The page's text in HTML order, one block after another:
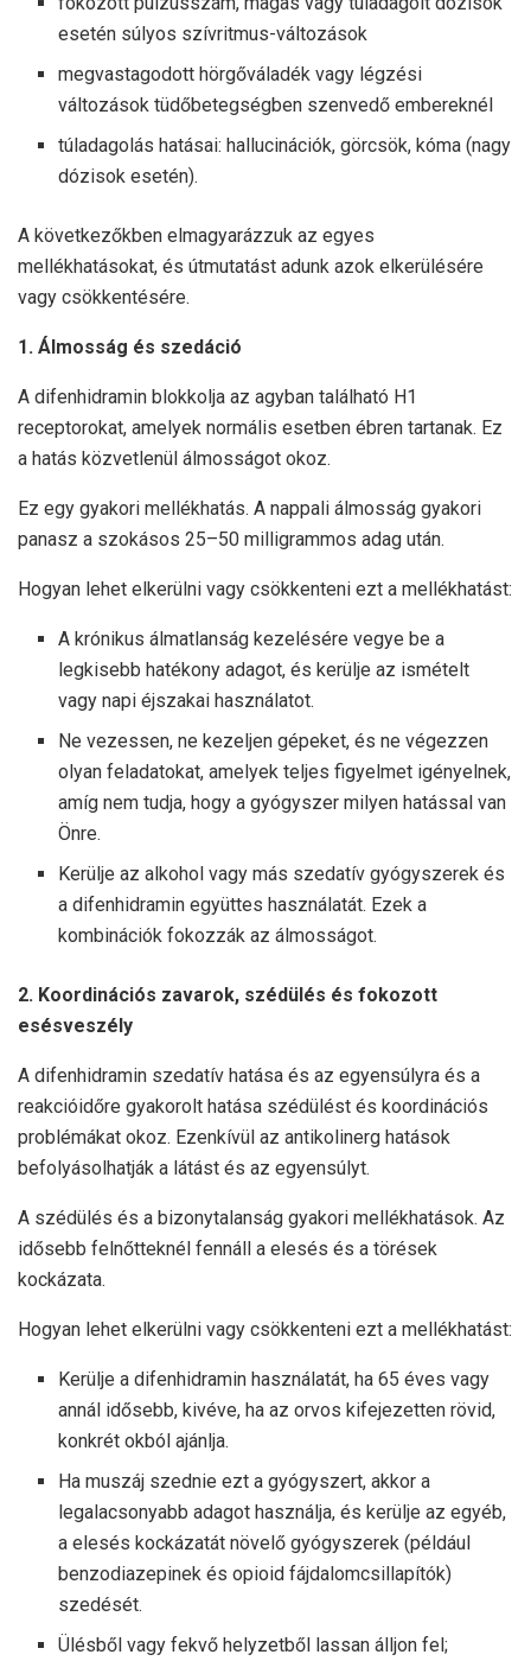
esetén súlyos szívritmus-változások
megvastagodott hörgőváladék vagy légzési
változások tüdőbetegségben szenvedő embereknél
túladagolás hatásai: hallucinációk, görcsök, kóma (nagy
dózisok esetén).
A következőkben elmagyarázzuk az egyes
mellékhatásokat, és útmutatást adunk azok elkerülésére
vagy csökkentésére.
1. Álmosság és szedáció
A difenhidramin blokkolja az agyban található H1
receptorokat, amelyek normális esetben ébren tartanak. Ez
a hatás közvetlenül álmosságot okoz.
Ez egy gyakori mellékhatás. A nappali álmosság gyakori
panasz a szokásos 25–50 milligrammos adag után.
Hogyan lehet elkerülni vagy csökkenteni ezt a mellékhatást:
A krónikus álmatlanság kezelésére vegye be a
legkisebb hatékony adagot, és kerülje az ismételt
vagy napi éjszakai használatot.
Ne vezessen, ne kezeljen gépeket, és ne végezzen
olyan feladatokat, amelyek teljes figyelmet igényelnek,
amíg nem tudja, hogy a gyógyszer milyen hatással van
Önre.
Kerülje az alkohol vagy más szedatív gyógyszerek és
a difenhidramin együttes használatát. Ezek a
kombinációk fokozzák az álmosságot.
2. Koordinációs zavarok, szédülés és fokozott
esésveszély
A difenhidramin szedatív hatása és az egyensúlyra és a
reakcióidőre gyakorolt hatása szédülést és koordinációs
problémákat okoz. Ezenkívül az antikolinerg hatások
befolyásolhatják a látást és az egyensúlyt.
A szédülés és a bizonytalanság gyakori mellékhatások. Az
idősebb felnőtteknél fennáll a elesés és a törések
kockázata.
Hogyan lehet elkerülni vagy csökkenteni ezt a mellékhatást:
Kerülje a difenhidramin használatát, ha 65 éves vagy
annál idősebb, kivéve, ha az orvos kifejezetten rövid,
konkrét okból ajánlja.
Ha muszáj szednie ezt a gyógyszert, akkor a
legalacsonyabb adagot használja, és kerülje az egyéb,
a elesés kockázatát növelő gyógyszerek (például
benzodiazepinek és opioid fájdalomcsillapítók)
szedését.
Ülésből vagy fekvő helyzetből lassan álljon fel;